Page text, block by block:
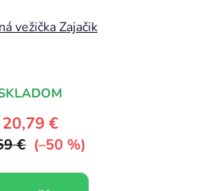
vežička Zajačik
20,79 €
€ (–50 %)